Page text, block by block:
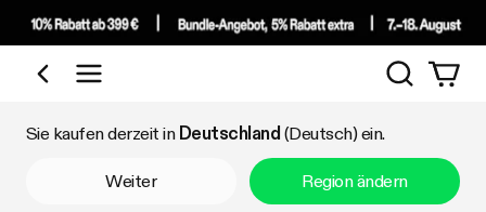
Nach Kategorie einkaufen
Suchen
Sie kaufen derzeit in Deutschland (Deutsch) ein.
Weiter Region ändern